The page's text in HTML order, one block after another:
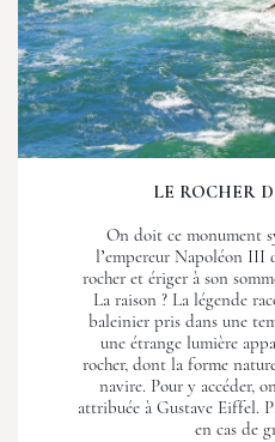
LE ROCHER
On doit ce monument
l’empereur Napoléon III
rocher et ériger à son
La raison ? La légende
baleinier pris dans une
une étrange lumière
rocher, dont la forme
navire. Pour y accéder,
attribuée à Gustave Eiffel.
en cas de